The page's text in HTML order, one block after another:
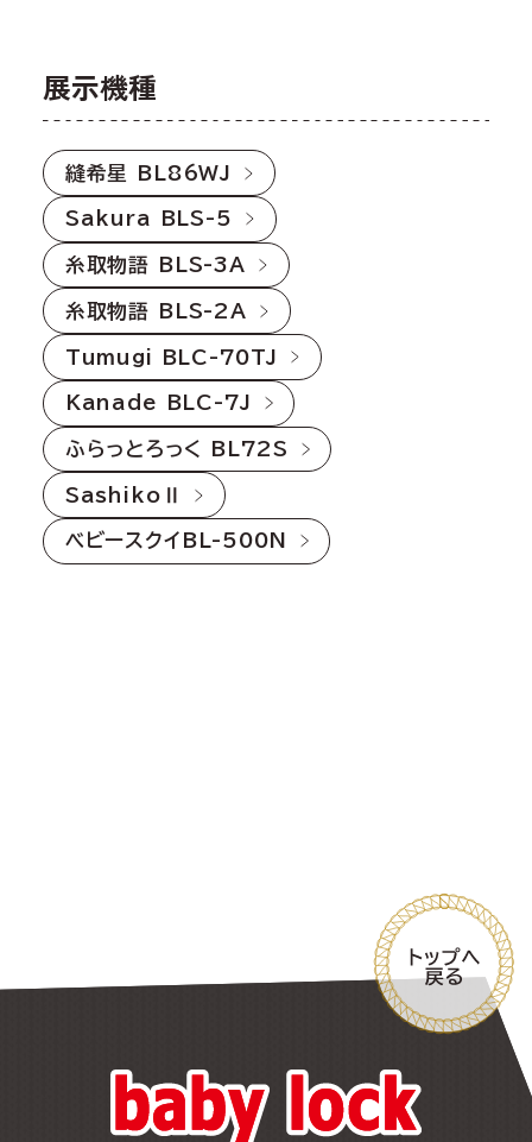
展示機種
縫希星 BL86WJ
Sakura BLS-5
糸取物語 BLS-3A
糸取物語 BLS-2A
Tumugi BLC-70TJ
Kanade BLC-7J
ふらっとろっく BL72S
SashikoⅡ
ベビースクイBL-500N